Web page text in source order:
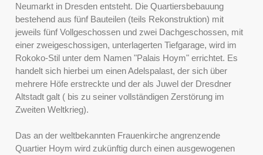
Neumarkt in Dresden entsteht. Die Quartiersbebauung
bestehend aus fünf Bauteilen (teils Rekonstruktion) mit
jeweils fünf Vollgeschossen und zwei Dachgeschossen, mit
einer zweigeschossigen, unterlagerten Tiefgarage, wird im
Rokoko-Stil unter dem Namen "Palais Hoym" errichtet. Es
handelt sich hierbei um einen Adelspalast, der sich über
mehrere Höfe erstreckte und der als Juwel der Dresdner
Altstadt galt ( bis zu seiner vollständigen Zerstörung im
Zweiten Weltkrieg).
Das an der weltbekannten Frauenkirche angrenzende
Quartier Hoym wird zukünftig durch einen ausgewogenen